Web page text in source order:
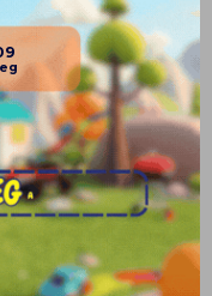
interesar